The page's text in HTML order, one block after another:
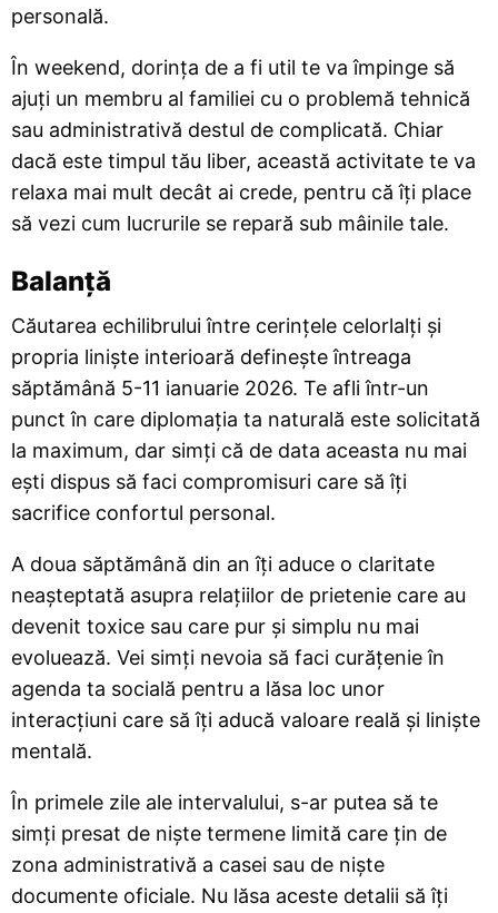
personală.
În weekend, dorința de a fi util te va împinge să
ajuți un membru al familiei cu o problemă tehnică
sau administrativă destul de complicată. Chiar
dacă este timpul tău liber, această activitate te va
relaxa mai mult decât ai crede, pentru că îți place
să vezi cum lucrurile se repară sub mâinile tale.
Balanță
Căutarea echilibrului între cerințele celorlalți și
propria liniște interioară definește întreaga
săptămână 5-11 ianuarie 2026. Te afli într-un
punct în care diplomația ta naturală este solicitată
la maximum, dar simți că de data aceasta nu mai
ești dispus să faci compromisuri care să îți
sacrifice confortul personal.
A doua săptămână din an îți aduce o claritate
neașteptată asupra relațiilor de prietenie care au
devenit toxice sau care pur și simplu nu mai
evoluează. Vei simți nevoia să faci curățenie în
agenda ta socială pentru a lăsa loc unor
interacțiuni care să îți aducă valoare reală și liniște
mentală.
În primele zile ale intervalului, s-ar putea să te
simți presat de niște termene limită care țin de
zona administrativă a casei sau de niște
documente oficiale. Nu lăsa aceste detalii să îți